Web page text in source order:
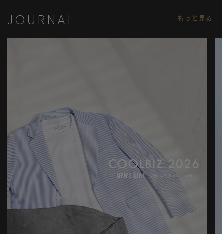
JOURNAL もっと 見る